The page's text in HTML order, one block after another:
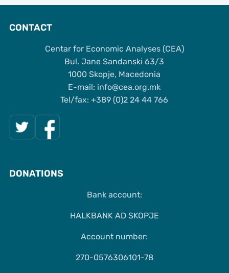
CONTACT
Centar for Economic Analyses (CEA)
Bul. Jane Sandanski 63/3
1000 Skopje, Macedonia
Е-mail: info@cea.org.mk
Tel/fax: +389 (0)2 24 44 766
DONATIONS
Bank account:
HALKBANK AD SKOPJE
Account number:
270-0576306101-78